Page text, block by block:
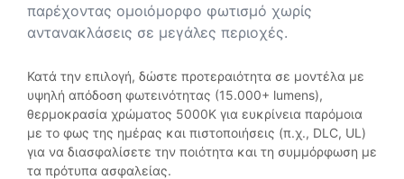
παρέχοντας ομοιόμορφο φωτισμό χωρίς
αντανακλάσεις σε μεγάλες περιοχές.
Κατά την επιλογή, δώστε προτεραιότητα σε μοντέλα με
υψηλή απόδοση φωτεινότητας (15.000+ lumens),
θερμοκρασία χρώματος 5000K για ευκρίνεια παρόμοια
με το φως της ημέρας και πιστοποιήσεις (π.χ., DLC, UL)
για να διασφαλίσετε την ποιότητα και τη συμμόρφωση με
τα πρότυπα ασφαλείας.